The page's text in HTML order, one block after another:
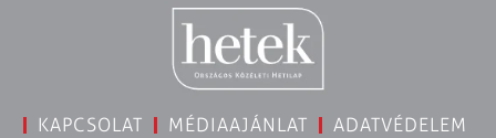
KAPCSOLAT MÉDIAAJÁNLAT
ADATVÉDELEM